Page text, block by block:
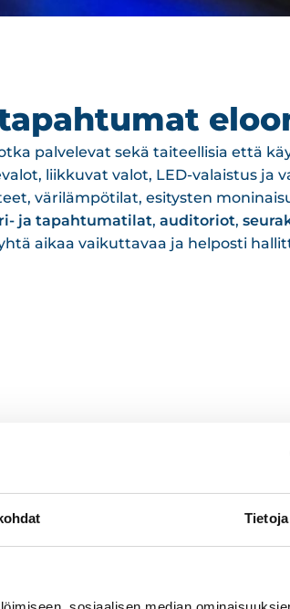
Tietoja
palvelevat sekä taiteellisia että
liikkuvat valot, LED-valaistus ja
värilämpötilat, esitysten
ja tapahtumatilat,auditoriot,
aikaa vaikuttavaa ja helposti
ja ylläpito
kokonaisvaltaisia AV-
kuuluvat tilakartoitukset,